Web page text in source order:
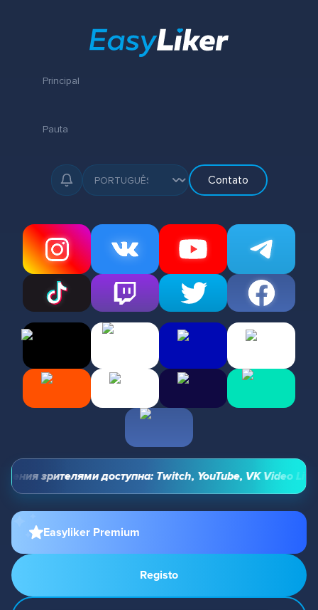
Principal
Pauta
Contato
зрителями доступна: Twitch, YouTube, VK Video Live
Easyliker Premium
Registo